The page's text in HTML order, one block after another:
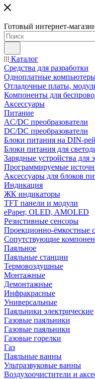
Готовый интернет-
Каталог
Средства для разработки
Одноплатные
Отладочные платы,
Компоненты для
Аксессуары
Питание
AC/DC преобразователи
DC/DC преобразователи
Блоки питания на DIN-
Блоки питания для
Зарядные устройства для
Программируемые
Аксессуары для блоков
Индикация
ЖК индикаторы
TFT панели и модули
ePaper, OLED, AMOLED
Резистивные сенсоры
Проекционно-ёмкостные
Сопутствующие
Паяльное
Паяльные станции
Термовоздушные
Монтажные
Демонтажные
Инфракрасные
Универсальные
Паяльники электрические
Газовые паяльники
Газовые паяльники
Газовые горелки
Газ
Паяльные ванны
Ультразвуковые ванны
Воздухоочистители и